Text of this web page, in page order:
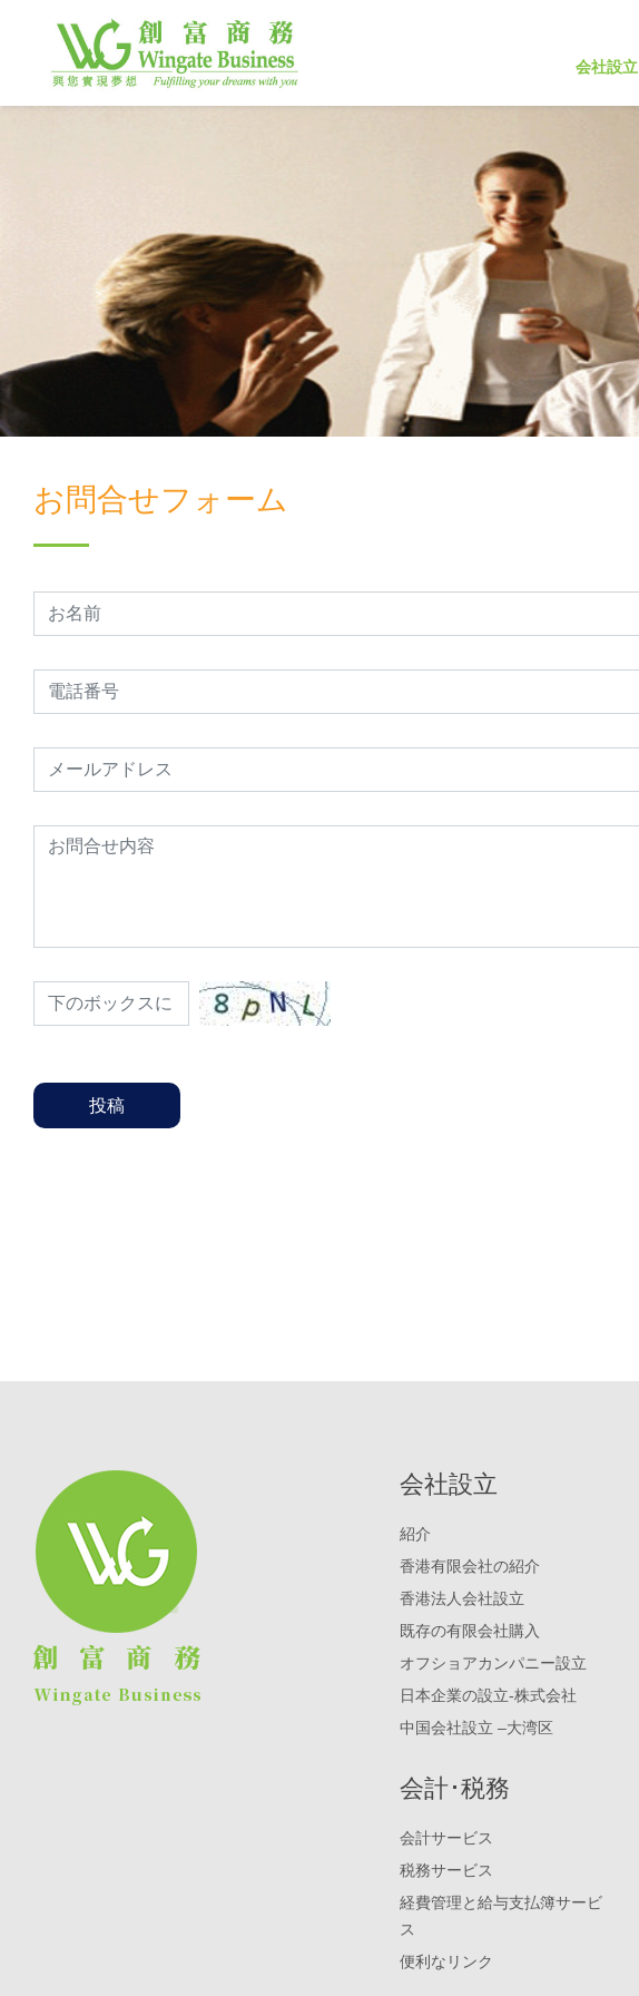
会社設立
お問合せフォーム
投稿
会社設立
紹介
香港有限会社の紹介
香港法人会社設立
既存の有限会社購入
オフショアカンパニー設立
日本企業の設立-株式会社
中国会社設立 –大湾区
会計･税務
会計サービス
税務サービス
経費管理と給与支払簿サービ
ス
便利なリンク